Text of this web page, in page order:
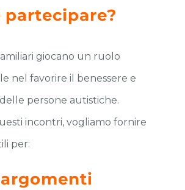
partecipare?
giocano un ruolo
nel favorire il benessere e
delle persone autistiche.
incontri, vogliamo fornire
per: